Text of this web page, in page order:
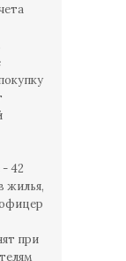
42
жилья,
при